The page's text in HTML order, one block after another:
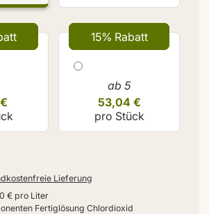
Fertiglösung Chlordioxid
Lieferung
€ pro Liter
15% Rabatt
ab 5
53,04 €
pro Stück